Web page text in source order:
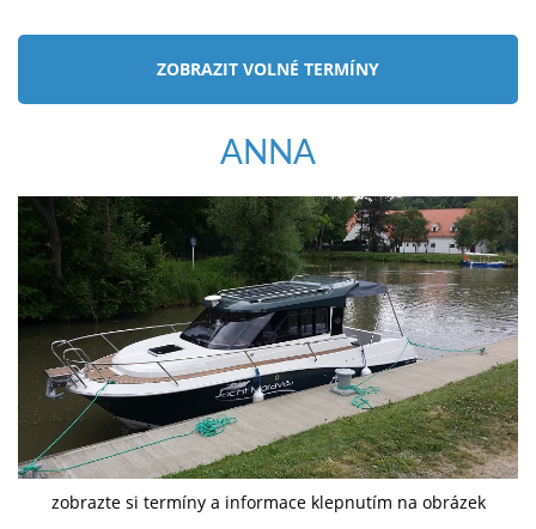
ZOBRAZIT VOLNÉ TERMÍNY
ANNA
zobrazte si termíny a informace klepnutím na obrázek